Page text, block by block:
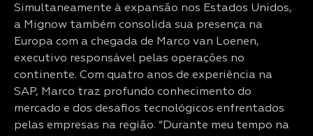
Simultaneamente à expansão nos Estados Unidos,
a Mignow também consolida sua presença na
Europa com a chegada de Marco van Loenen,
executivo responsável pelas operações no
continente. Com quatro anos de experiência na
SAP, Marco traz profundo conhecimento do
mercado e dos desafios tecnológicos enfrentados
pelas empresas na região. “Durante meu tempo na